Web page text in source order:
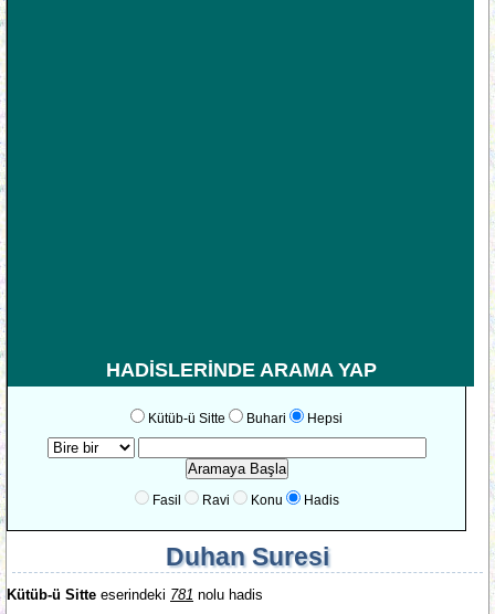
HADİSLERİNDE ARAMA YAP
Kütüb-ü Sitte Buhari Hepsi
Fasil Ravi Konu Hadis
Duhan Suresi
Kütüb-ü Sitte eserindeki 781 nolu hadis